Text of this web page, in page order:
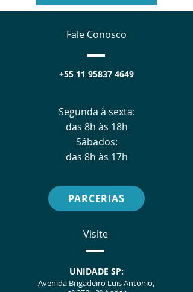
Fale Conosco
+55 11 95837 4649
Segunda à sexta:
das 8h às 18h
Sábados:
das 8h às 17h
PARCERIAS
Visite
UNIDADE SP:
Avenida Brigadeiro Luis Antonio,